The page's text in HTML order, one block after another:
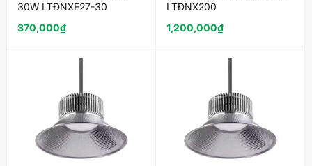
30W LTĐNXE27-30
370,000₫
LTĐNX200
1,200,000₫